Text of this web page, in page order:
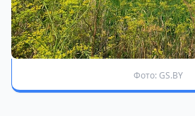
Фото: GS.BY